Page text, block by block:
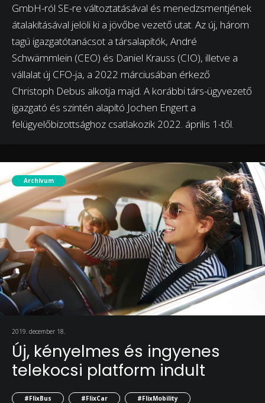
GmbH-ról SE-re változtatásával és menedzsmentjének
átalakításával jelöli ki a jövőbe vezető utat. Az új, három
tagú igazgatótanácsot a társalapítók, André
Schwämmlein (CEO) és Daniel Krauss (CIO), illetve a
vállalat új CFO-ja, a 2022 márciusában érkező
Christoph Debus alkotja majd. A korábbi társ-ügyvezető
igazgató és szintén alapító Jochen Engert a
felügyelőbizottsághoz csatlakozik 2022. április 1-től.
Archívum
2019. december 18.
Új, kényelmes és ingyenes
telekocsi platform indult
#FlixBus #FlixCar #FlixMobility